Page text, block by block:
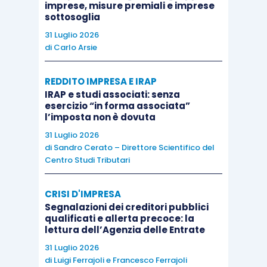
incontrava il favore degli studiosi. A tal
proposito, va rilevato che nelle cooperative
sociali, lo scopo mutualistico ha una
molto più ampiache negli altri tipi di cooperative.
La mancanza di retribuzionenon impedisce che il
socio volontario partecipi al beneficio
mutualistico “esterno”che è proprio del mondo
della cooperazione sociale, dove l’utilità
realizzata dalla cooperativa non ricade soltanto
sui soci, ma anche sulla collettività. Quindi,
della cooperativa,
contribuisce alla
realizzazione delle finalità mutualistiche
termini di interessi di utilità sociale. In secondo
luogo, non va dimenticato che, pur se non
imprese, misure premiali e imprese
sottosoglia
31 Luglio 2026
di Carlo Arsie
REDDITO IMPRESA E IRAP
IRAP e studi associati: senza
esercizio “in forma associata”
l’imposta non è dovuta
31 Luglio 2026
di Sandro Cerato – Direttore Scientifico del
Centro Studi Tributari
CRISI D'IMPRESA
Segnalazioni dei creditori pubblici
qualificati e allerta precoce: la
lettura dell’Agenzia delle Entrate
31 Luglio 2026
di Luigi Ferrajolie Francesco Ferrajoli